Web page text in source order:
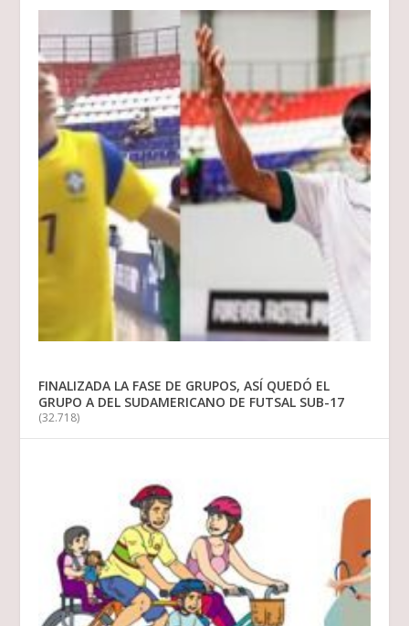
FINALIZADA LA FASE DE GRUPOS, ASÍ QUEDÓ EL
GRUPO A DEL SUDAMERICANO DE FUTSAL SUB-17
(32.718)